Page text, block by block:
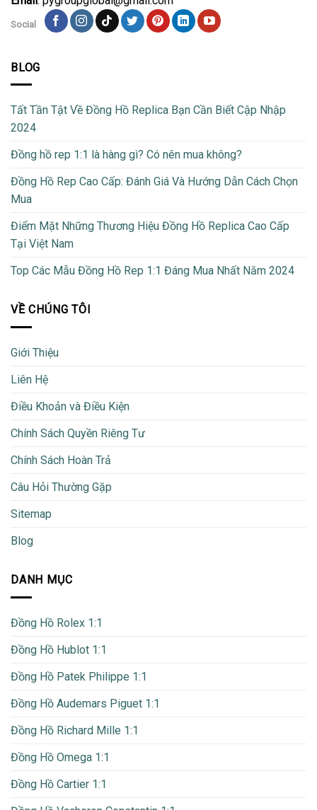
Social
BLOG
Tất Tần Tật Về Đồng Hồ Replica Bạn Cần Biết Cập Nhập
2024
Đồng hồ rep 1:1 là hàng gì? Có nên mua không?
Đồng Hồ Rep Cao Cấp: Đánh Giá Và Hướng Dẫn Cách Chọn
Mua
Điểm Mặt Những Thương Hiệu Đồng Hồ Replica Cao Cấp
Tại Việt Nam
Top Các Mẫu Đồng Hồ Rep 1:1 Đáng Mua Nhất Năm 2024
VỀ CHÚNG TÔI
Giới Thiệu
Liên Hệ
Điều Khoản và Điều Kiện
Chính Sách Quyền Riêng Tư
Chính Sách Hoàn Trả
Câu Hỏi Thường Gặp
Sitemap
Blog
DANH MỤC
Đồng Hồ Rolex 1:1
Đồng Hồ Hublot 1:1
Đồng Hồ Patek Philippe 1:1
Đồng Hồ Audemars Piguet 1:1
Đồng Hồ Richard Mille 1:1
Đồng Hồ Omega 1:1
Đồng Hồ Cartier 1:1